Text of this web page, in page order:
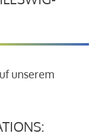
unserem